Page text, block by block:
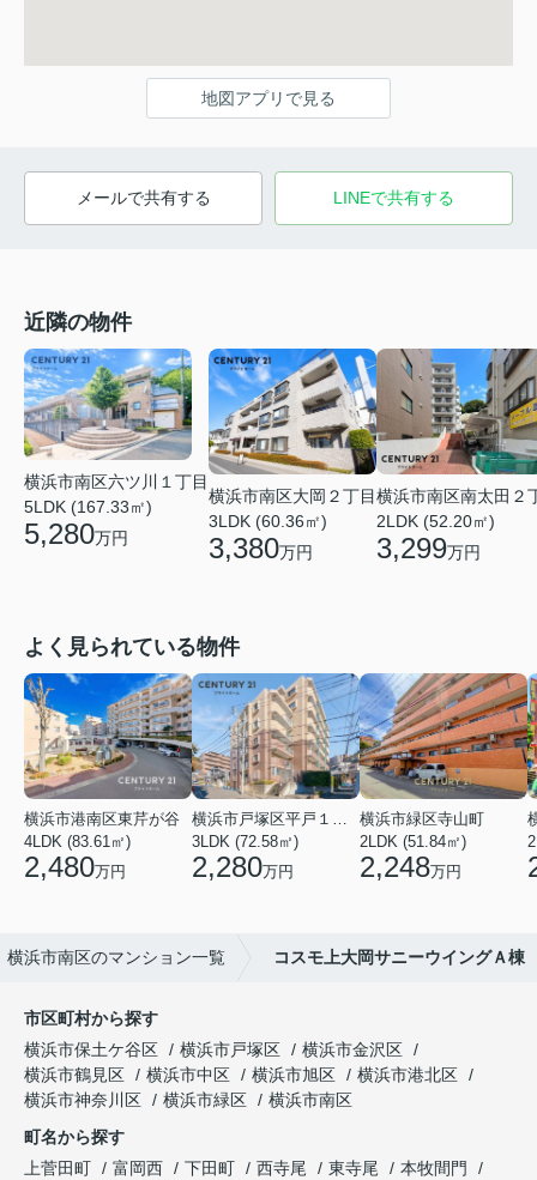
地図アプリで見る
メールで共有する LINEで共有する
近隣の物件
横浜市南区六ツ川１丁目
5LDK (167.33㎡)
5,280万円
横浜市南区大岡２丁目
3LDK (60.36㎡)
3,380万円
横浜市南区南太田２
2LDK (52.20㎡)
3,299万円
よく見られている物件
横浜市港南区東芹が谷
4LDK (83.61㎡)
2,480万円
横浜市戸塚区平戸１丁目
3LDK (72.58㎡)
2,280万円
横浜市緑区寺山町
2LDK (51.84㎡)
2,248万円
横浜市南区のマンション一覧 コスモ上大岡サニーウイングＡ棟
市区町村から探す
横浜市保土ケ谷区
横浜市戸塚区
横浜市金沢区
横浜市鶴見区
横浜市中区 横浜市旭区
横浜市港北区
横浜市神奈川区
横浜市緑区
横浜市南区
町名から探す
上菅田町
富岡西 下田町 西寺尾 東寺尾
本牧間門